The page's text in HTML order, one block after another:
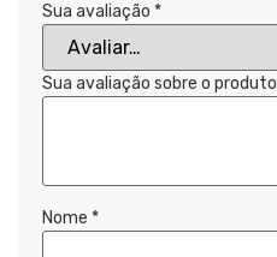
Sua avaliação *
Sua avaliação sobre o produto
Nome *